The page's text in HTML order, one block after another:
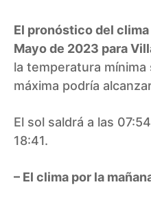
El pronóstico del
Mayo de 2023 para
la temperatura mínima
máxima podría
El sol saldrá a las
18:41.
– El clima por la